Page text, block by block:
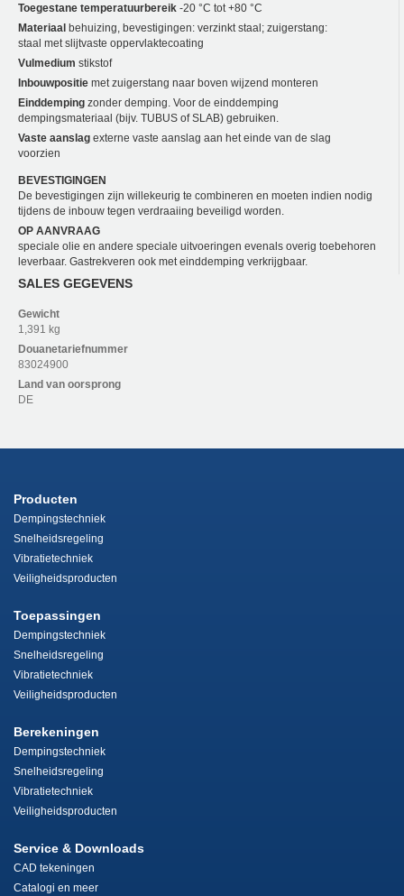
Toegestane temperatuurbereik -20 °C tot +80 °C
Materiaal behuizing, bevestigingen: verzinkt staal; zuigerstang:
staal met slijtvaste oppervlaktecoating
Vulmedium stikstof
Inbouwpositie met zuigerstang naar boven wijzend monteren
Einddemping zonder demping. Voor de einddemping
dempingsmateriaal (bijv. TUBUS of SLAB) gebruiken.
Vaste aanslag externe vaste aanslag aan het einde van de slag
voorzien
BEVESTIGINGEN
De bevestigingen zijn willekeurig te combineren en moeten indien nodig
tijdens de inbouw tegen verdraaiing beveiligd worden.
OP AANVRAAG
speciale olie en andere speciale uitvoeringen evenals overig toebehoren
leverbaar. Gastrekveren ook met einddemping verkrijgbaar.
SALES GEGEVENS
Gewicht
1,391 kg
Douanetariefnummer
83024900
Land van oorsprong
DE
Producten
Dempingstechniek
Snelheidsregeling
Vibratietechniek
Veiligheidsproducten
Toepassingen
Dempingstechniek
Snelheidsregeling
Vibratietechniek
Veiligheidsproducten
Berekeningen
Dempingstechniek
Snelheidsregeling
Vibratietechniek
Veiligheidsproducten
Service & Downloads
CAD tekeningen
Catalogi en meer